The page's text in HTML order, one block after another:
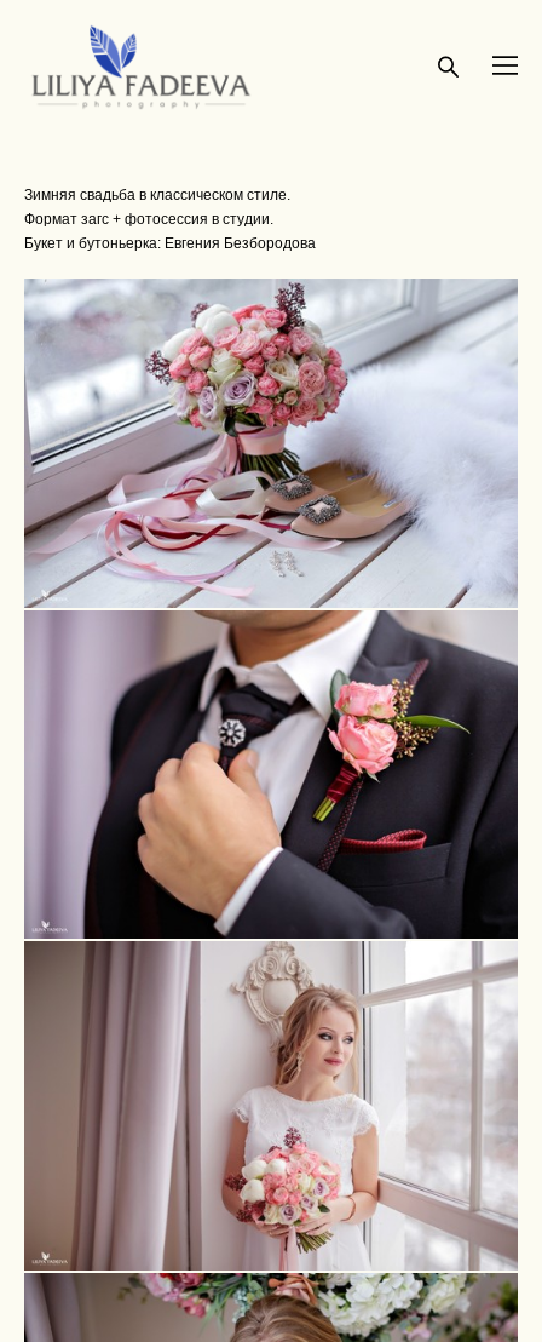
Зимняя свадьба в классическом стиле.
Формат загс + фотосессия в студии.
Букет и бутоньерка: Евгения Безбородова